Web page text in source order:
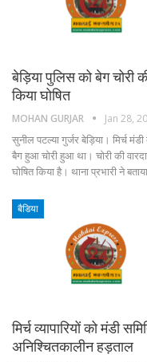
बेड़िया पुलिस को बेग चोरी
किया घोषित
MOHAN GURJAR Jan 28,
सुनील पटल्या गुर्जर बेड़िया। मिर्च
बैग हुआ चोरी हुआ था। चोरी की
घोषित किया है। थाना प्रभारी ने
बैडिया
मिर्च व्यापारियों को मंडी
अनिश्चितकालीन हड़ताल